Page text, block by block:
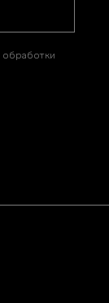
обработки